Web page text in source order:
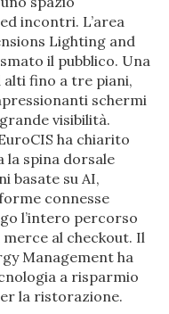
incontri. L’area
Lighting and
il pubblico. Una
fino a tre piani,
schermi
visibilità.
ha chiarito
la spina dorsale
basate su AI,
connesse
l’intero percorso
al checkout. Il
Management ha
a risparmio
la ristorazione.